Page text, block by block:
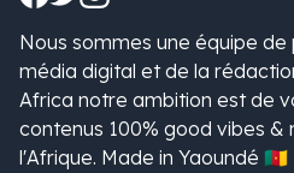
Nous sommes une équipe de
média digital et de la
Africa notre ambition est de
contenus 100% good vibes &
l'Afrique. Made in Yaoundé 🇨🇲